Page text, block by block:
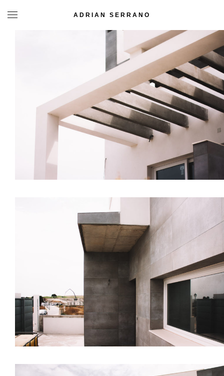
ADRIAN SERRANO